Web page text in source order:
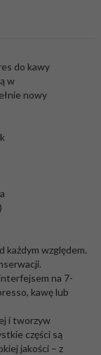
do kawy
w
nowy
każdym względem.
na 7-
kawę lub
i tworzyw
części są
jakości – z